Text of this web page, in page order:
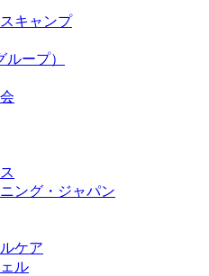
キャンプ
ープ）
ング・ジャパン
ケア
ル